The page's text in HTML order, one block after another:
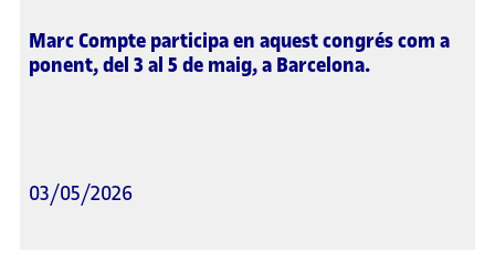
Marc Compte participa en aquest congrés com a
ponent, del 3 al 5 de maig, a Barcelona.
03/05/2026